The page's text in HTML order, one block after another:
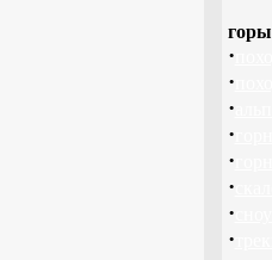
горы
·
·
·
·
·
·
·
·